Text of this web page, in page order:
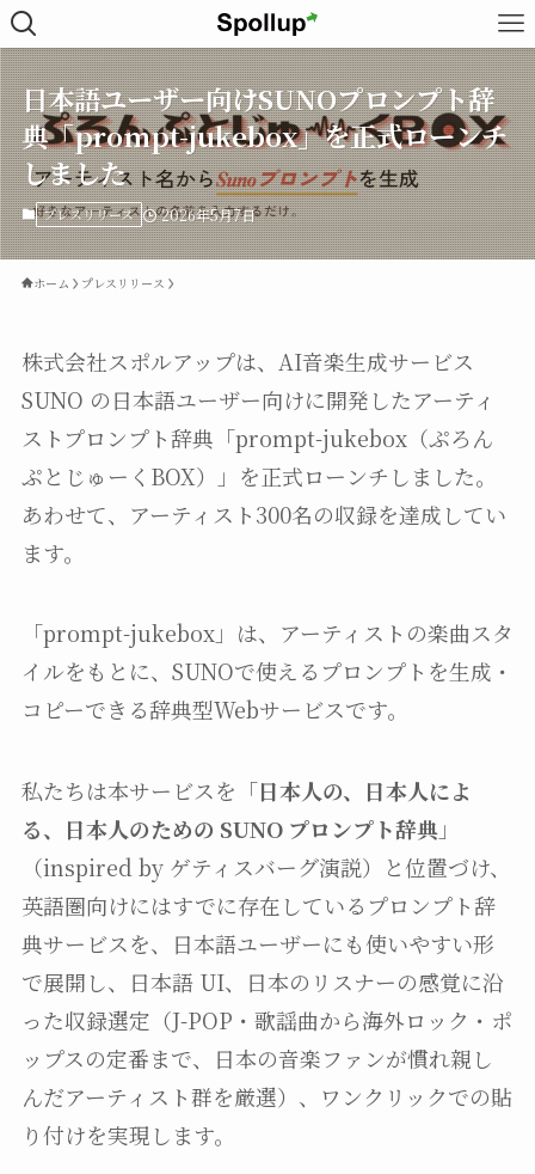
日本語ユーザー向けSUNOプロンプト辞
典「prompt-jukebox」を正式ローンチ
しました
プレスリリース 2026年5月7日
ホーム プレスリリース
株式会社スポルアップは、AI音楽生成サービス
SUNO の日本語ユーザー向けに開発したアーティ
ストプロンプト辞典「prompt-jukebox（ぷろん
ぷとじゅーくBOX）」を正式ローンチしました。
あわせて、アーティスト300名の収録を達成してい
ます。
「prompt-jukebox」は、アーティストの楽曲スタ
イルをもとに、SUNOで使えるプロンプトを生成・
コピーできる辞典型Webサービスです。
私たちは本サービスを「日本人の、日本人によ
る、日本人のための SUNO プロンプト辞典」
（inspired by ゲティスバーグ演説）と位置づけ、
英語圏向けにはすでに存在しているプロンプト辞
典サービスを、日本語ユーザーにも使いやすい形
で展開し、日本語 UI、日本のリスナーの感覚に沿
った収録選定（J-POP・歌謡曲から海外ロック・ポ
ップスの定番まで、日本の音楽ファンが慣れ親し
んだアーティスト群を厳選）、ワンクリックでの貼
り付けを実現します。